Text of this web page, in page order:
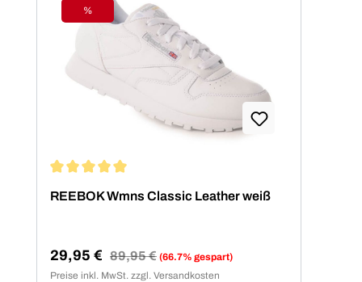
Rabatt
%
REEBOK Wmns Classic Leather weiß
Verkaufspreis:
29,95 € Regulärer Preis:
89,95 € (66.7% gespart)
Preise inkl. MwSt. zzgl. Versandkosten